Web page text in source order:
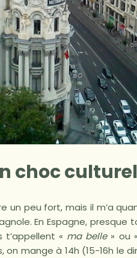
choc
peu fort, mais il m’a
En Espagne, presque
« ma belle» ou «
on mange à 14h (15-16h le